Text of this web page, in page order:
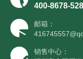
400-8678-528
邮箱：
销售中心：